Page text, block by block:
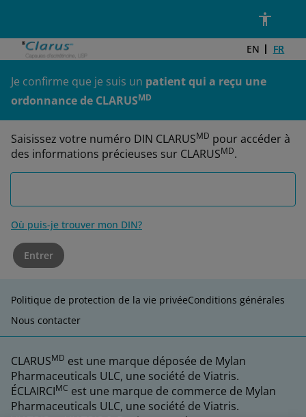
EN FR
Je confirme que je suis un patient qui a reçu une
ordonnance de CLARUSMD
Saisissez votre numéro DIN CLARUSMD pour accéder à
des informations précieuses sur CLARUSMD.
Où puis-je trouver mon DIN?
Entrer
Politique de protection de la vie privéeConditions générales
Nous contacter
CLARUSMD est une marque déposée de Mylan
Pharmaceuticals ULC, une société de Viatris.
ÉCLAIRCIMC est une marque de commerce de Mylan
Pharmaceuticals ULC, une société de Viatris.